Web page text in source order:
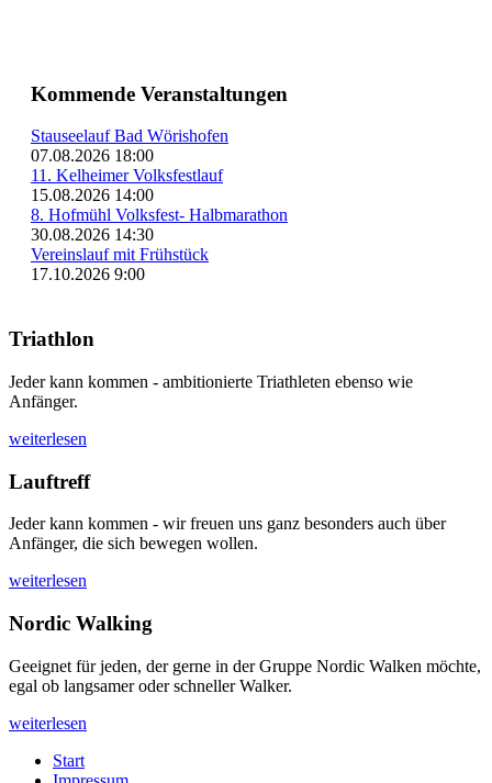
Kommende Veranstaltungen
Stauseelauf Bad Wörishofen
07.08.2026 18:00
11. Kelheimer Volksfestlauf
15.08.2026 14:00
8. Hofmühl Volksfest- Halbmarathon
30.08.2026 14:30
Vereinslauf mit Frühstück
17.10.2026 9:00
Triathlon
Jeder kann kommen - ambitionierte Triathleten ebenso wie
Anfänger.
weiterlesen
Lauftreff
Jeder kann kommen - wir freuen uns ganz besonders auch über
Anfänger, die sich bewegen wollen.
weiterlesen
Nordic Walking
Geeignet für jeden, der gerne in der Gruppe Nordic Walken möchte,
egal ob langsamer oder schneller Walker.
weiterlesen
Start